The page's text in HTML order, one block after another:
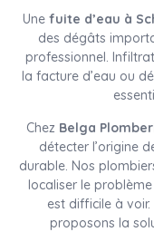
Une fuite d’eau à
des dégâts
professionnel.
la facture d’eau ou
Chez Belga
détecter l’origine
durable. Nos
localiser le
est difficile à
proposons la